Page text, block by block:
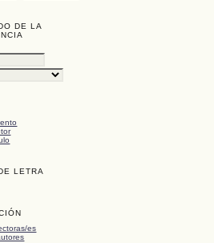
DE LA
LETRA
es